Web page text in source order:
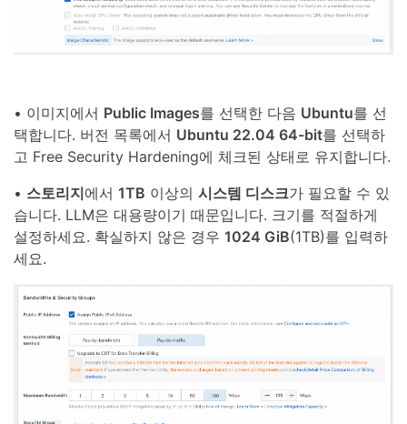
• 이미지에서 Public Images를 선택한 다음 Ubuntu를 선
택합니다. 버전 목록에서 Ubuntu 22.04 64-bit를 선택하
고 Free Security Hardening에 체크된 상태로 유지합니다.
• 스토리지에서 1TB 이상의 시스템 디스크가 필요할 수 있
습니다. LLM은 대용량이기 때문입니다. 크기를 적절하게
설정하세요. 확실하지 않은 경우 1024 GiB(1TB)를 입력하
세요.